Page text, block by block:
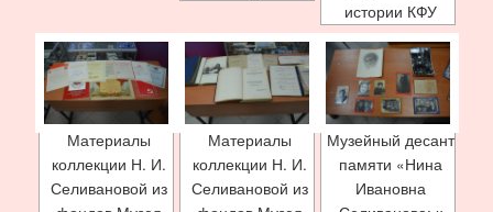
истории КФУ
Материалы
коллекции Н. И.
Селивановой из
Материалы
коллекции Н. И.
Селивановой из
Музейный десант
памяти «Нина
Ивановна